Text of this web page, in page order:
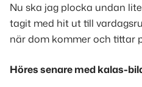
Nu ska jag plocka undan
tagit med hit ut till
när dom kommer och tittar
Höres senare med kalas-